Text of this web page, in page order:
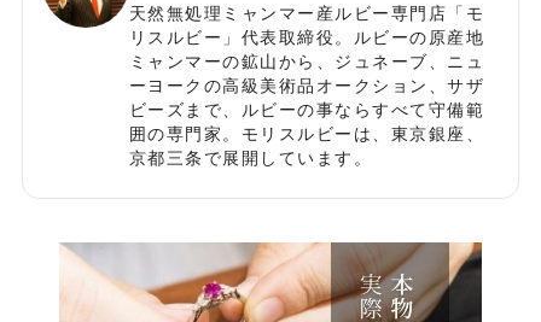
天然無処理ミャンマー産ルビー専門店「モ
リスルビー」代表取締役。ルビーの原産地
ミャンマーの鉱山から、ジュネーブ、ニュ
ーヨークの高級美術品オークション、サザ
ビーズまで、ルビーの事ならすべて守備範
囲の専門家。モリスルビーは、東京銀座、
京都三条で展開しています。